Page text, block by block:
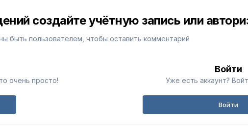
создайте учётную запись или
быть пользователем, чтобы оставить комментарий
очень просто!
Войти
Уже есть аккаунт?
Войти